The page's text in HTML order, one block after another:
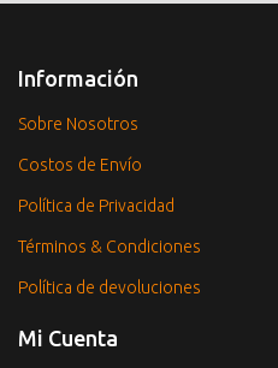
Información
Sobre Nosotros
Costos de Envío
Política de Privacidad
Términos & Condiciones
Política de devoluciones
Mi Cuenta